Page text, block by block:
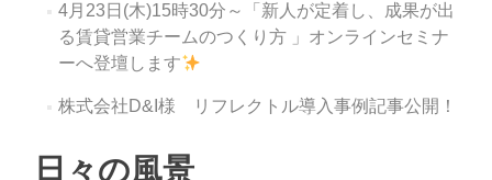
4月23日(木)15時30分～「新人が定着し、成果が出
る賃貸営業チームのつくり方 」オンラインセミナ
ーへ登壇します
株式会社D&I様 リフレクトル導入事例記事公開！
日々の風景